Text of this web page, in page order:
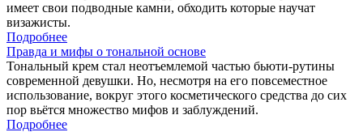
имеет свои подводные камни, обходить которые научат
визажисты.
Подробнее
Правда и мифы о тональной основе
Тональный крем стал неотъемлемой частью бьюти-рутины
современной девушки. Но, несмотря на его повсеместное
использование, вокруг этого косметического средства до сих
пор вьётся множество мифов и заблуждений.
Подробнее